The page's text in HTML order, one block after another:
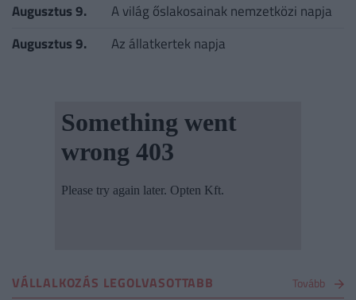
Augusztus 9.
A világ őslakosainak nemzetközi napja
Augusztus 9.
Az állatkertek napja
VÁLLALKOZÁS LEGOLVASOTTABB Tovább